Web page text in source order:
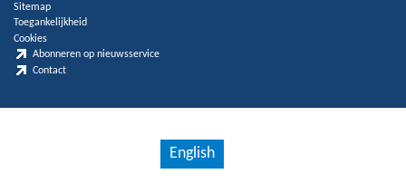
Sitemap
Toegankelijkheid
Cookies
Abonneren op nieuwsservice
Contact
English